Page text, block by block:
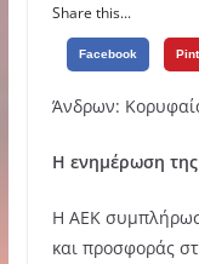
Share this...
Facebook
Άνδρων:
Η ενημέρωση
Η ΑΕΚ
και προσφοράς